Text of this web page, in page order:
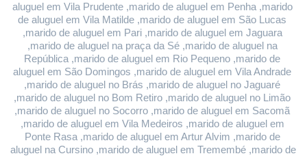
aluguel em Vila Prudente ,marido de aluguel em Penha ,marido
de aluguel em Vila Matilde ,marido de aluguel em São Lucas
,marido de aluguel em Pari ,marido de aluguel em Jaguara
,marido de aluguel na praça da Sé ,marido de aluguel na
República ,marido de aluguel em Rio Pequeno ,marido de
aluguel em São Domingos ,marido de aluguel em Vila Andrade
,marido de aluguel no Brás ,marido de aluguel no Jaguaré
,marido de aluguel no Bom Retiro ,marido de aluguel no Limão
,marido de aluguel no Socorro ,marido de aluguel em Sacomã
,marido de aluguel em Vila Medeiros ,marido de aluguel em
Ponte Rasa ,marido de aluguel em Artur Alvim ,marido de
aluguel na Cursino ,marido de aluguel em Tremembé ,marido de